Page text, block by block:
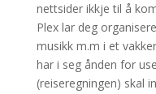
nettsider ikkje til å
Plex lar deg
musikk m.m i et
har i seg ånden for
(reiseregningen) skal